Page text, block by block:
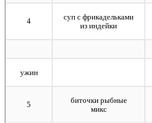
4
суп с фрикадельками
из индейки
ужин
5
биточки рыбные
микс